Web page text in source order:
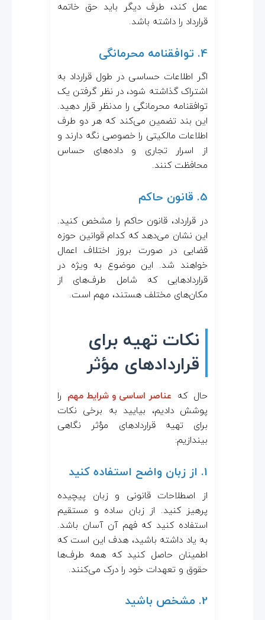
عمل کند، طرف دیگر باید حق خاتمه
قرارداد را داشته باشد.
4. توافقنامه محرمانگی
اگر اطلاعات حساسی در طول قرارداد به
اشتراک گذاشته شود، در نظر گرفتن یک
توافقنامه محرمانگی را مدنظر قرار دهید.
این بند تضمین می‌کند که هر دو طرف
اطلاعات مالکیتی را خصوصی نگه دارند و
از اسرار تجاری و داده‌های حساس
محافظت کنند.
5. قانون حاکم
در قرارداد، قانون حاکم را مشخص کنید.
این نشان می‌دهد که کدام قوانین حوزه
قضایی در صورت بروز اختلاف اعمال
خواهند شد. این موضوع به ویژه در
قراردادهایی که شامل طرف‌های از
مکان‌های مختلف هستند، مهم است.
نکات تهیه برای
قراردادهای مؤثر
حال که عناصر اساسی و شرایط مهم را
پوشش دادیم، بیایید به برخی نکات
برای تهیه قراردادهای مؤثر نگاهی
بیندازیم:
1. از زبان واضح استفاده کنید
از اصطلاحات قانونی و زبان پیچیده
پرهیز کنید. از زبان ساده و مستقیم
استفاده کنید که فهم آن آسان باشد.
به یاد داشته باشید، هدف این است که
اطمینان حاصل کنید که همه طرف‌ها
حقوق و تعهدات خود را درک می‌کنند.
2. مشخص باشید